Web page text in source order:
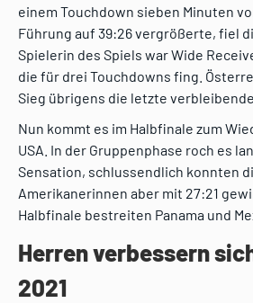
einem Touchdown sieben Minuten
Führung auf 39:26 vergrößerte, fiel
Spielerin des Spiels war Wide
die für drei Touchdowns fing.
Sieg übrigens die letzte
Nun kommt es im Halbfinale zum
USA. In der Gruppenphase roch es
Sensation, schlussendlich konnten
Amerikanerinnen aber mit 27:21
Halbfinale bestreiten Panama und
Herren verbessern
2021